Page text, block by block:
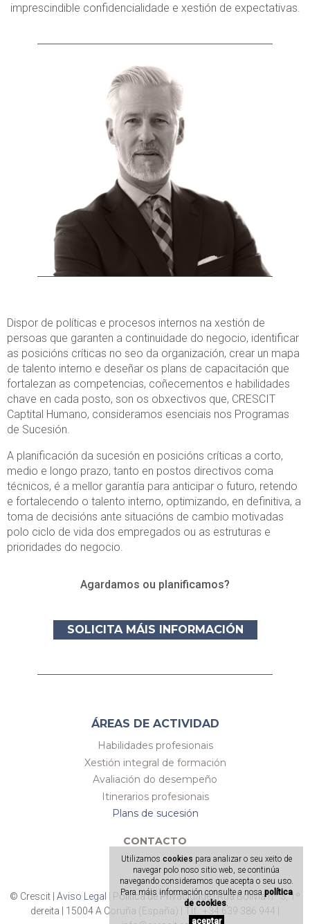
Xestión integral de formación
Avaliación do desempeño
Itinerarios profesionais
Plans de sucesión
CONTACTO
Aviso Legal
Política de Privacidade
imprescindible confidencialidade e xestión de expectativas.
Dispor de políticas e procesos internos na xestión de
persoas que garanten a continuidade do negocio, identificar
as posicións críticas no seo da organización, crear un mapa
de talento interno e deseñar os plans de capacitación que
fortalezan as competencias, coñecementos e habilidades
chave en cada posto, son os obxectivos que, CRESCIT
Captital Humano, consideramos esenciais nos Programas
de Sucesión.
A planificación da sucesión en posicións críticas a corto,
medio e longo prazo, tanto en postos directivos coma
técnicos, é a mellor garantía para anticipar o futuro, retendo
e fortalecendo o talento interno, optimizando, en definitiva, a
toma de decisións ante situacións de cambio motivadas
polo ciclo de vida dos empregados ou as estruturas e
prioridades do negocio.
Agardamos ou planificamos?
SOLICITA MÁIS INFORMACIÓN
ÁREAS DE ACTIVIDAD
Habilidades profesionais
Xestión integral de formación
Avaliación do desempeño
Itinerarios profesionais
Plans de sucesión
CONTACTO
© Crescit | Aviso Legal Política de Privacidade| Rúa Bolivia nº 3, 1º
dereita | 15004 A Coruña (España) | Tlf.: +34 639 386 944 |
Utilizamos cookies para analizar o seu xeito de
navegar polo noso sitio web, se continúa
navegando consideramos que acepta o seu uso.
Para máis información consulte a nosapolítica
de cookies.
aceptar